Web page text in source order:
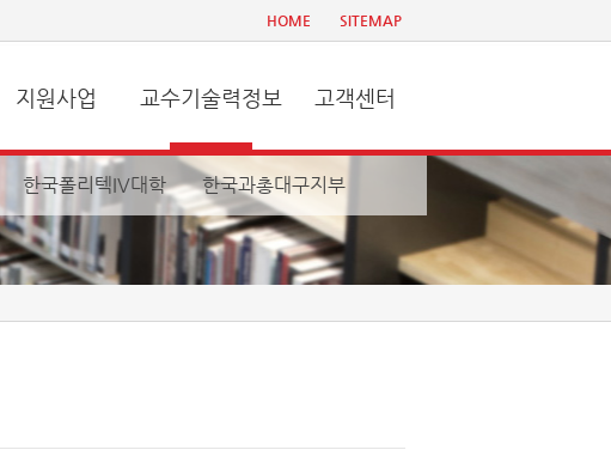
HOME SITEMAP
지원사업 교수기술력정보 고객센터
한국폴리텍IV대학 한국과총대구지부